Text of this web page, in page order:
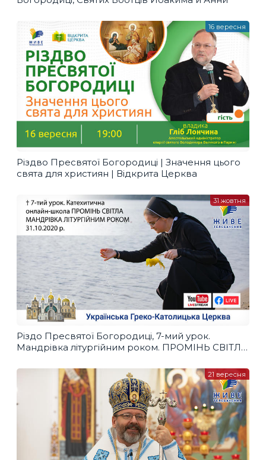
Різдво Пресвятої Богородиці | Значення цього
свята для християн | Відкрита Церква
16 вересня
Різдо Пресвятої Богородиці, 7-мий урок.
Мандрівка літургійним роком. ПРОМІНЬ СВІТЛА,
31 жовтня
21 вересня